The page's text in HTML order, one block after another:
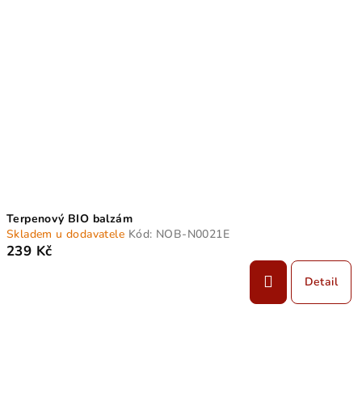
Terpenový BIO balzám
Skladem u dodavatele Kód: NOB-N0021E
239 Kč
Detail